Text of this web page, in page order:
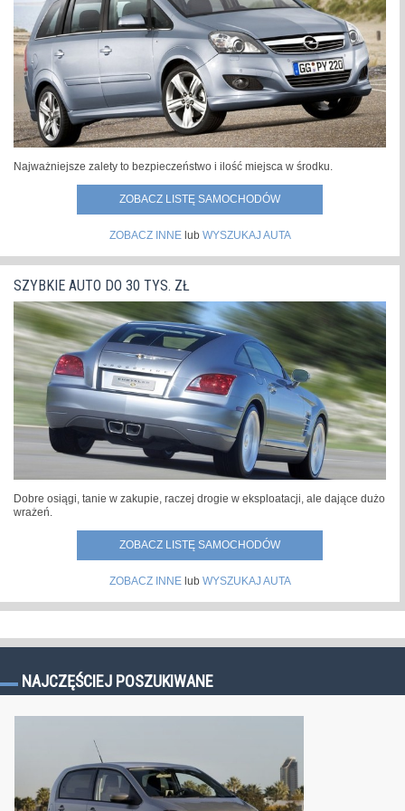
świecie.Samochód zachował pozycję lidera sprzedaży w
roku 2021 m.in. dzięki sukcesom... »
Najważniejsze zalety to bezpieczeństwo i ilość miejsca w środku.
ZOBACZ LISTĘ SAMOCHODÓW
ZOBACZ INNElub WYSZUKAJ AUTA
SZYBKIE AUTO DO 30 TYS. ZŁ
Dobre osiągi, tanie w zakupie, raczej drogie w eksploatacji, ale dające dużo
wrażeń.
ZOBACZ LISTĘ SAMOCHODÓW
ZOBACZ INNElub WYSZUKAJ AUTA
NAJCZĘŚCIEJ POSZUKIWANE